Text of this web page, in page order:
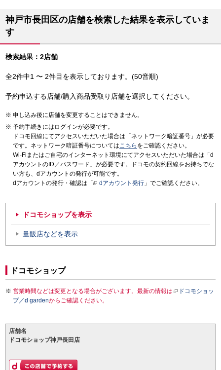
神戸市長田区の店舗を検索した結果を表示していま
す
検索結果：2店舗
全2件中1 〜 2件目を表示しております。(50音順)
予約申込する店舗/購入商品受取り店舗を選択してください。
申し込み後に店舗を変更することはできません。
予約手続きにはログインが必要です。
ドコモ回線にてアクセスいただいた場合は「ネットワーク暗証番号」が必要
です。ネットワーク暗証番号についてはこちら をご確認ください。
Wi-Fiまたはご自宅のインターネット環境にてアクセスいただいた場合は「d
アカウントのID／パスワード」が必要です。ドコモの契約回線をお持ちでな
い方も、dアカウントの発行が可能です。
dアカウントの発行・確認は「
dアカウント発行 」でご確認ください。
ドコモショップを表示
量販店などを表示
ドコモショップ
営業時間などは変更となる場合がございます。最新の情報は
ドコモショッ
プ／d gardenからご確認ください。
店舗名
ドコモショップ神戸長田店